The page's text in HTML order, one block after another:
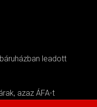
leadott
azaz ÁFA-t